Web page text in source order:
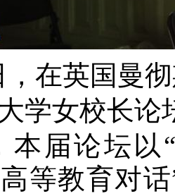
，在英国曼
学女校长论
本届论坛以
等教育对